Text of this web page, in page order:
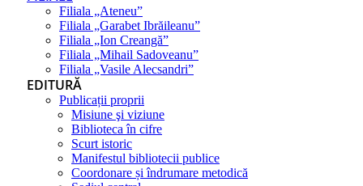
Filiala „Ateneu”
Filiala „Garabet Ibrăileanu”
Filiala „Ion Creangă”
Filiala „Mihail Sadoveanu”
Filiala „Vasile Alecsandri”
EDITURĂ
Publicații proprii
Misiune şi viziune
Biblioteca în cifre
Scurt istoric
Manifestul bibliotecii publice
Coordonare și îndrumare metodică